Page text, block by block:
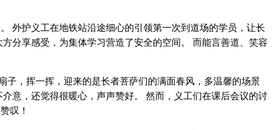
外护义工在地铁站沿途细心的引领第一次到道场的学员，让长
分享感受，为集体学习营造了安全的空间。 而能言善道、笑容
子，挥一挥，迎来的是长者菩萨们的满面春风，多温馨的场景
意，还觉得很暖心，声声赞好。 然而，义工们在课后会议的讨
叹！